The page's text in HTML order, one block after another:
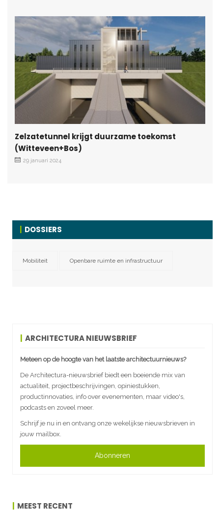
Zelzatetunnel krijgt duurzame toekomst
(Witteveen+Bos)
29 januari 2024
DOSSIERS
Mobiliteit Openbare ruimte en infrastructuur
ARCHITECTURA NIEUWSBRIEF
Meteen op de hoogte van het laatste architectuurnieuws?
De Architectura-nieuwsbrief biedt een boeiende mix van
actualiteit, projectbeschrijvingen, opiniestukken,
productinnovaties, info over evenementen, maar video's,
podcasts en zoveel meer.
Schrijf je nu in en ontvang onze wekelijkse nieuwsbrieven in
jouw mailbox.
Abonneren
MEEST RECENT